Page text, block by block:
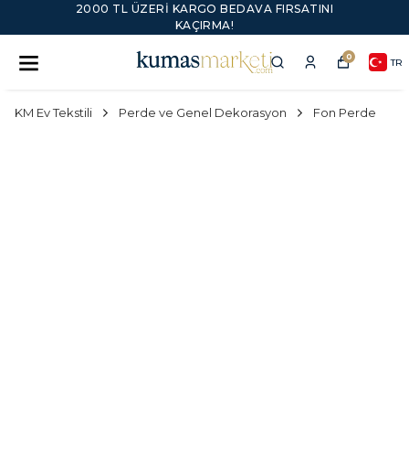
2000 TL ÜZERI KARGO BEDAVA FIRSATINI
KAÇIRMA!
0 TR
KM Ev Tekstili Perde ve Genel Dekorasyon Fon Perde